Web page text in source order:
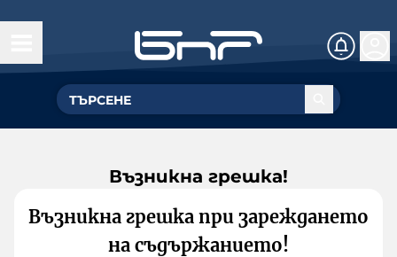
Възникна грешка!
Възникна грешка при зареждането
на съдържанието!